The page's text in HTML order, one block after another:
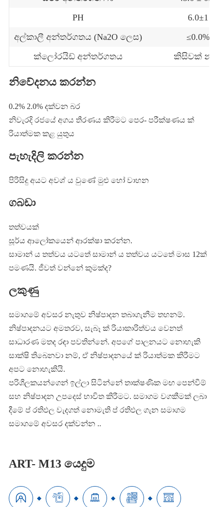
PH
6.0±1
අල්කාලී අන්තර්ගතය (Na2O ලෙස)
≤0.0%
ක්ලෝරයිඩ් අන්තර්ගතය
කිසිවක්
නිවේදනය කරන්න
0.2% 2.0% දක්වන බර
නිවැරදි රජයේ අගය තීරණය කිරීමට පෙර- පරීක්ෂණය ක්
රියාත්මක කළ යුතුය
පැහැදිලි කරන්න
පිරිසිදු අයට අවශ් ය වුණේ මුළු හෝ වාහන
ගබඩා
තත්වයක්
සූර්ය ආලෝකයෙන් ආරක්ෂා කරන්න.
සාමාන් ය තත්වය යටතේ සාමාන් ය තත්වය යටතේ මාස 12ක්
පමණයි. ජීවත් වන්නේ කුමක්ද?
ලකුණු
සමාගමේ අවසර නැතුව නිෂ්පාදන තබාගැනීම තහනම්.
නිෂ්පාදනයට අමතරව, සැබෑ ක් රියාකාරිත්වය වෙනත්
සාධාරණ මතද රඳා පවතින්නේ. අපගේ පාලනයට නොහැකි
සාක්ෂි තිබෙනවා නම්, ඒ නිෂ්පාදනයේ ක් රියාත්මක කිරීමට
අපට නොහැකියි.
පරිශීලකයන්ගෙන් ඉල්ලා සිටින්නේ තාක්ෂණික මඟ පෙන්වීම්
සහ නිෂ්පාදන උපදෙස් භාවිත කිරීමට. සමාගම වගකීමක් ලබා
දීමේ ප් රතිඵල වැදගත් නොමැති ප් රතිඵල ගැන සමාගම
සමාගමේ අවසර දක්වන්න ..
ART- M13 යෙදුම
    